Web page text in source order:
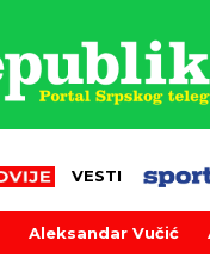
VESTI
Aleksandar Vučić